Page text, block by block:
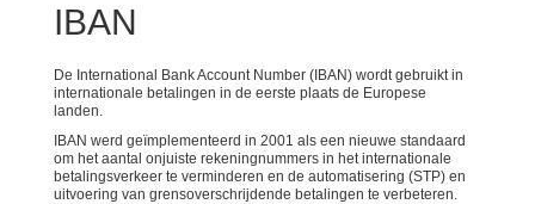
IBAN
De International Bank Account Number (IBAN) wordt gebruikt in
internationale betalingen in de eerste plaats de Europese
landen.
IBAN werd geïmplementeerd in 2001 als een nieuwe standaard
om het aantal onjuiste rekeningnummers in het internationale
betalingsverkeer te verminderen en de automatisering (STP) en
uitvoering van grensoverschrijdende betalingen te verbeteren.